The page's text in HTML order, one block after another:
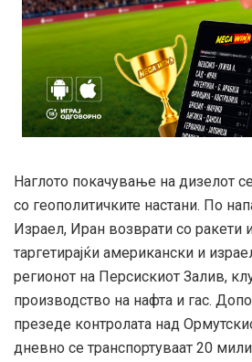
Наглото покачување на дизелот
со геополитичките настани. По
Израел, Иран возврати со ракети
таргетирајќи американски и
регионот на Персискиот Залив,
производство на нафта и гас.
презеде контролата над
дневно се транспортуваат 20